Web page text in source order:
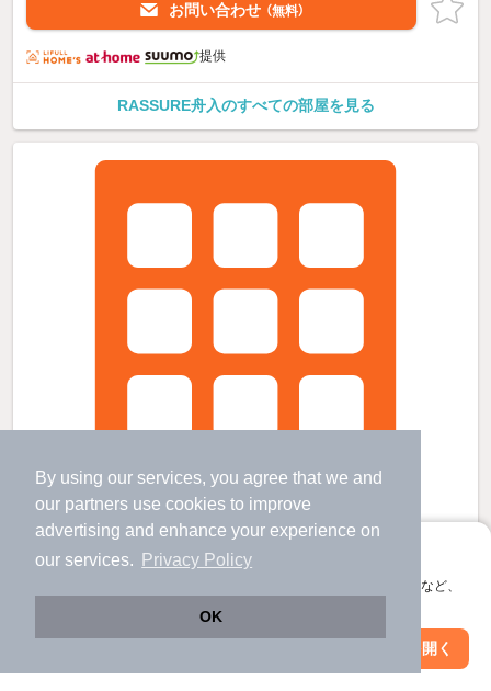
By using our services, you agree that we and
our partners use cookies to improve
advertising and enhance your experience on
our services.
Privacy Policy
OK
アプリに切り替えて、サクサクお部屋探し
会員登録なしですぐ使える。マップ検索やお気に入り保存など、
アプリを開く
お問い合わせ （無料）
提供
RASSURE舟入のすべての部屋を見る
TERRACEtokaichiの賃貸物件
絞り込み条件を変更